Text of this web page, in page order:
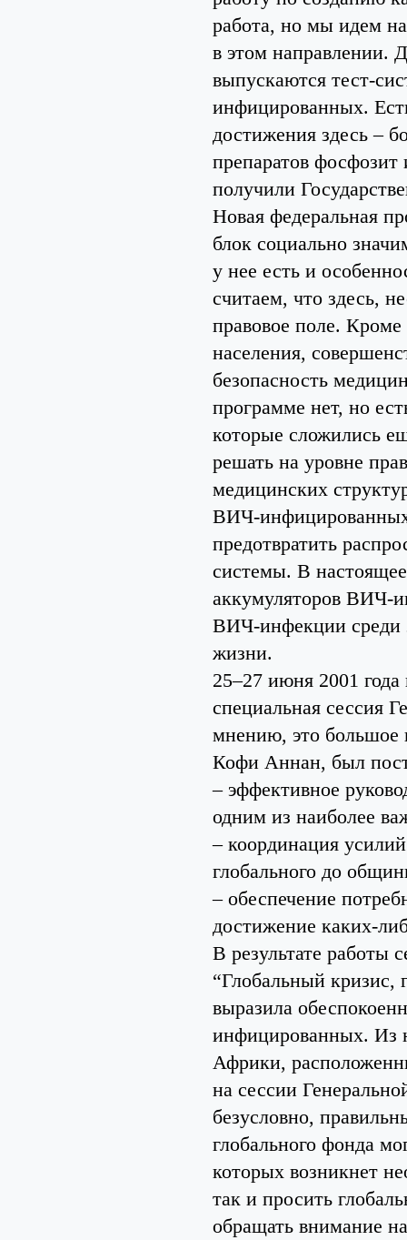
работа, но мы идем на
в этом направлении.
выпускаются тест-
инфицированных.
достижения здесь –
препаратов фосфозит
получили
Новая федеральная
блок социально
у нее есть и
считаем, что здесь,
правовое поле. Кроме
населения,
безопасность
программе нет, но
которые сложились
решать на уровне
медицинских
ВИЧ-
предотвратить
системы. В
аккумуляторов ВИЧ-
ВИЧ-инфекции среди
жизни.
25–27 июня 2001
специальная
мнению, это большое
Кофи Аннан, был
– эффективное
одним из наиболее
– координация
глобального до
– обеспечение
достижение каких-
В результате работы
“Глобальный кризис,
выразила
инфицированных. Из
Африки,
на сессии
безусловно,
глобального фонда
которых возникнет
так и просить
обращать внимание